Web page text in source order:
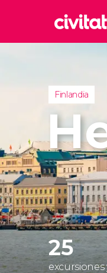
Finlandia
25
excursiones